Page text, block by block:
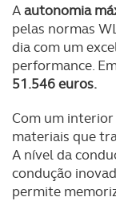
Aautonomia
pelas normas
dia com um
performance.
51.546 euros.
Com um interior
materiais que
A nível da
condução
permite